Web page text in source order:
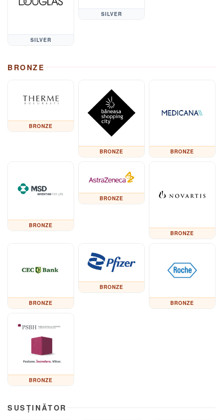
SILVER
SILVER
BRONZE
BRONZE
BRONZE BRONZE
BRONZE
BRONZE
BRONZE
BRONZE
BRONZE
BRONZE
BRONZE
SUSȚINĂTOR